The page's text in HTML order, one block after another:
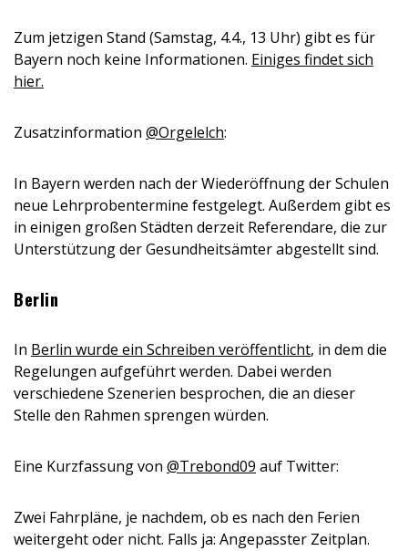
Zum jetzigen Stand (Samstag, 4.4., 13 Uhr) gibt es für
Bayern noch keine Informationen. Einiges findet sich
hier.
Zusatzinformation @Orgelelch:
In Bayern werden nach der Wiederöffnung der Schulen
neue Lehrprobentermine festgelegt. Außerdem gibt es
in einigen großen Städten derzeit Referendare, die zur
Unterstützung der Gesundheitsämter abgestellt sind.
Berlin
In Berlin wurde ein Schreiben veröffentlicht, in dem die
Regelungen aufgeführt werden. Dabei werden
verschiedene Szenerien besprochen, die an dieser
Stelle den Rahmen sprengen würden.
Eine Kurzfassung von @Trebond09 auf Twitter:
Zwei Fahrpläne, je nachdem, ob es nach den Ferien
weitergeht oder nicht. Falls ja: Angepasster Zeitplan.